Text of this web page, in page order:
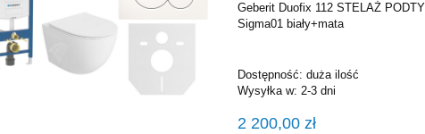
Geberit Duofix 112 STELAŻ
Sigma01 biały+mata
Dostępność: duża ilość
Wysyłka w: 2-3 dni
2 200,00 zł